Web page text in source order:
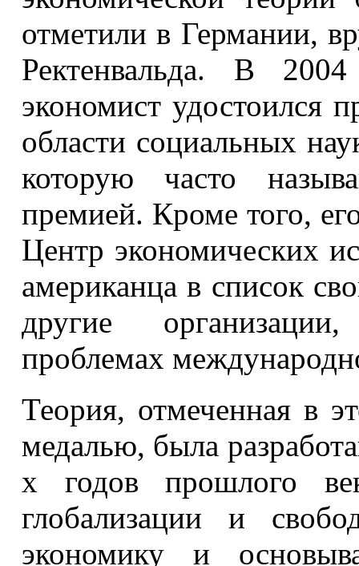
отметили в Германии,
Ректенвальда. В
экономист удостоился
области социальных
которую часто
премией. Кроме того,
Центр экономических
американца в список
другие
проблемах
Теория, отмеченная в
медалью, была
х годов прошлого
глобализации и
экономику и